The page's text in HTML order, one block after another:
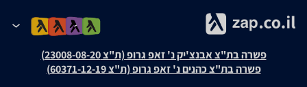
פשרה בת"צ אבנצ'יק נ' זאפ גרופ (ת"צ 23008-08-20)
פשרה בת"צ כהנים נ' זאפ גרופ (ת"צ 60371-12-19)